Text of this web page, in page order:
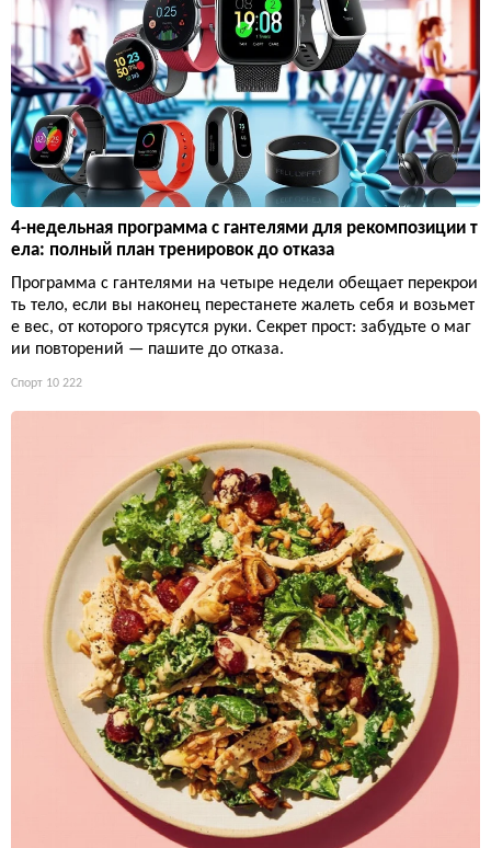
4-недельная программа с гантелями для рекомпозиции т
ела: полный план тренировок до отказа
Программа с гантелями на четыре недели обещает перекрои
ть тело, если вы наконец перестанете жалеть себя и возьмет
е вес, от которого трясутся руки. Секрет прост: забудьте о маг
ии повторений — пашите до отказа.
Спорт 10 222